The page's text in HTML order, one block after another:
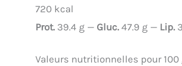
720 kcal
Prot. 39.4 g — Gluc. 47.9 g — Lip.
Valeurs nutritionnelles pour 100